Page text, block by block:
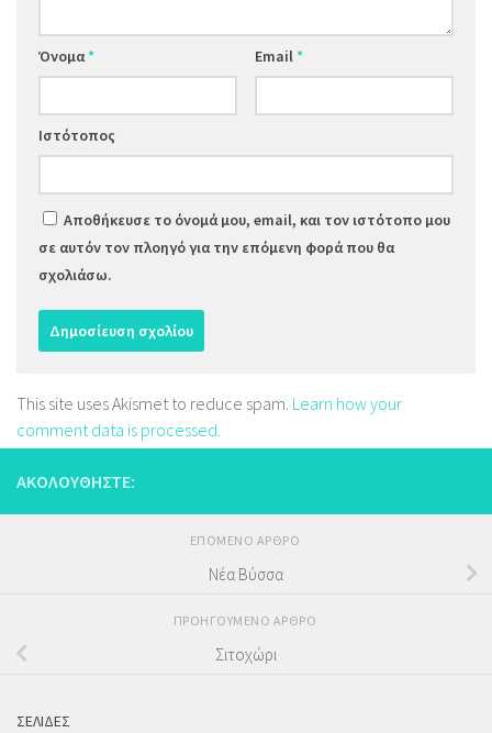
Όνομα* Email*
Ιστότοπος
Αποθήκευσε το όνομά μου, email, και τον ιστότοπο μου
σε αυτόν τον πλοηγό για την επόμενη φορά που θα
σχολιάσω.
This site uses Akismet to reduce spam. Learn how your
comment data is processed.
ΑΚΟΛΟΥΘΉΣΤΕ:
ΕΠΌΜΕΝΟ ΆΡΘΡΟ
Νέα Βύσσα
ΠΡΟΗΓΟΎΜΕΝΟ ΆΡΘΡΟ
Σιτοχώρι
ΣΕΛΊΔΕΣ